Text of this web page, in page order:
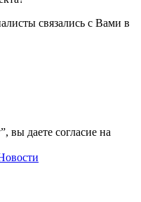
связались с Вами в
вы даете согласие на